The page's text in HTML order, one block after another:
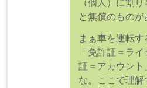
（個人）に割
と無償のものが
まぁ車を運転
「免許証＝ラ
証＝アカウン
な。ここで理